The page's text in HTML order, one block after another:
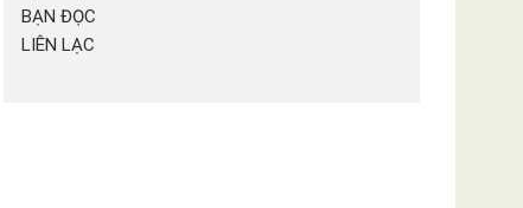
BẠN ĐỌC
LIÊN LẠC